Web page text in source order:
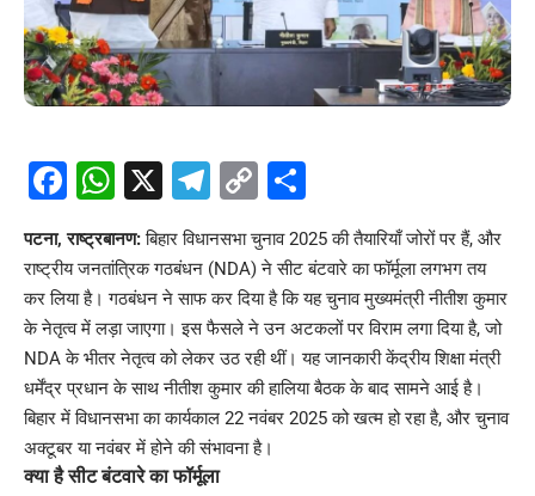
Facebook
WhatsApp
X Telegram
Copy
पटना, राष्ट्रबानण:बिहार विधानसभा चुनाव 2025 की तैयारियाँ जोरों पर हैं, और
राष्ट्रीय जनतांत्रिक गठबंधन (NDA) ने सीट बंटवारे का फॉर्मूला लगभग तय
कर लिया है। गठबंधन ने साफ कर दिया है कि यह चुनाव मुख्यमंत्री नीतीश कुमार
के नेतृत्व में लड़ा जाएगा। इस फैसले ने उन अटकलों पर विराम लगा दिया है, जो
NDA के भीतर नेतृत्व को लेकर उठ रही थीं। यह जानकारी केंद्रीय शिक्षा मंत्री
धर्मेंद्र प्रधान के साथ नीतीश कुमार की हालिया बैठक के बाद सामने आई है।
बिहार में विधानसभा का कार्यकाल 22 नवंबर 2025 को खत्म हो रहा है, और चुनाव
अक्टूबर या नवंबर में होने की संभावना है।
क्या है सीट बंटवारे का फॉर्मूला